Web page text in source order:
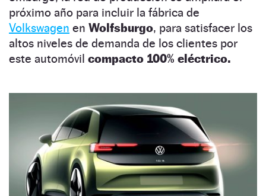
próximo año para incluir la fábrica de
Volkswagen en Wolfsburgo, para satisfacer los
altos niveles de demanda de los clientes por
este automóvil compacto 100% eléctrico.